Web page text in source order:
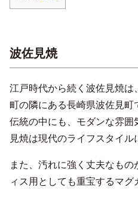
波佐見焼
江戸時代から続く波佐見焼は
町の隣にある長崎県波佐見町
伝統の中にも、モダンな雰
見焼は現代のライフスタイル
また、汚れに強く丈夫なも
ィス用としても重宝するマグ